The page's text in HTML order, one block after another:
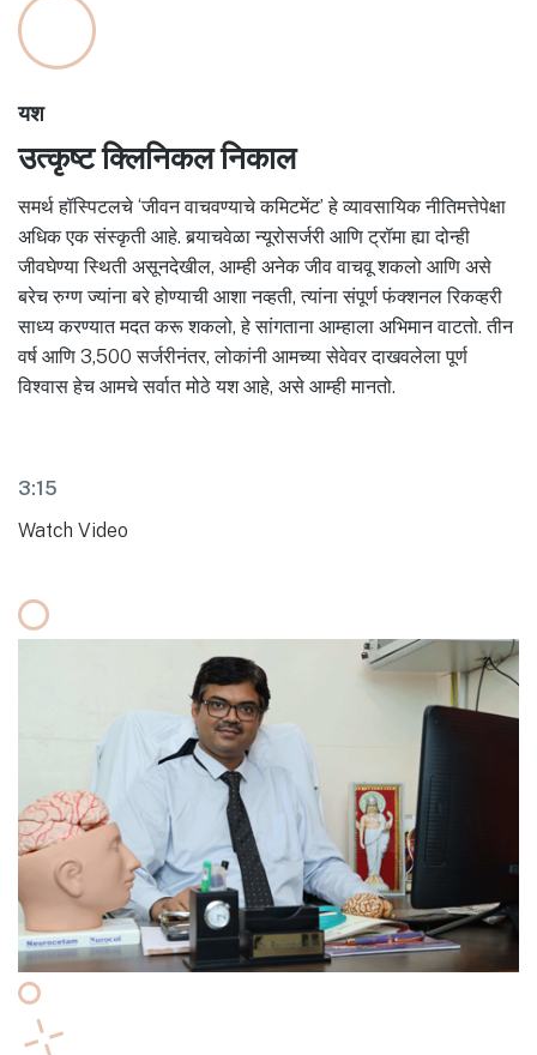
यश
उत्कृष्ट क्लिनिकल निकाल
समर्थ हॉस्पिटलचे ‘जीवन वाचवण्याचे कमिटमेंट’ हे व्यावसायिक नीतिमत्तेपेक्षा
अधिक एक संस्कृती आहे. बर्‍याचवेळा न्यूरोसर्जरी आणि ट्रॉमा ह्या दोन्ही
जीवघेण्या स्थिती असूनदेखील, आम्ही अनेक जीव वाचवू शकलो आणि असे
बरेच रुग्ण ज्यांना बरे होण्याची आशा नव्हती, त्यांना संपूर्ण फंक्शनल रिकव्हरी
साध्य करण्यात मदत करू शकलो, हे सांगताना आम्हाला अभिमान वाटतो. तीन
वर्ष आणि 3,500 सर्जरीनंतर, लोकांनी आमच्या सेवेवर दाखवलेला पूर्ण
विश्वास हेच आमचे सर्वात मोठे यश आहे, असे आम्ही मानतो.
3:15
Watch Video